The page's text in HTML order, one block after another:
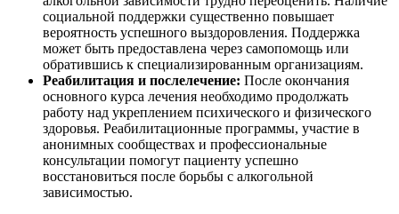
социальной поддержки существенно повышает
вероятность успешного выздоровления. Поддержка
может быть предоставлена через самопомощь или
обратившись к специализированным организациям.
Реабилитация и послелечение: После окончания
основного курса лечения необходимо продолжать
работу над укреплением психического и физического
здоровья. Реабилитационные программы, участие в
анонимных сообществах и профессиональные
консультации помогут пациенту успешно
восстановиться после борьбы с алкогольной
зависимостью.